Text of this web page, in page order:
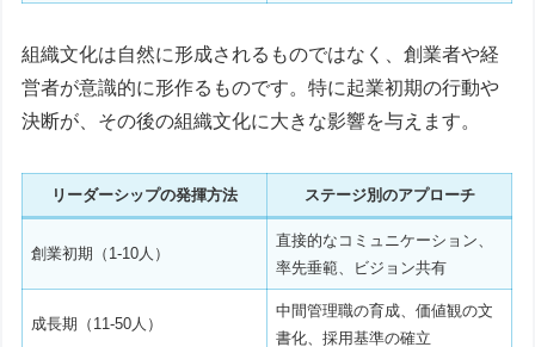
組織文化は自然に形成されるものではなく、創業者や経
営者が意識的に形作るものです。特に起業初期の行動や
決断が、その後の組織文化に大きな影響を与えます。
リーダーシップの発揮方法 ステージ別のアプローチ
創業初期（1-10人）
直接的なコミュニケーション、
率先垂範、ビジョン共有
成長期（11-50人）
中間管理職の育成、価値観の文
書化、採用基準の確立